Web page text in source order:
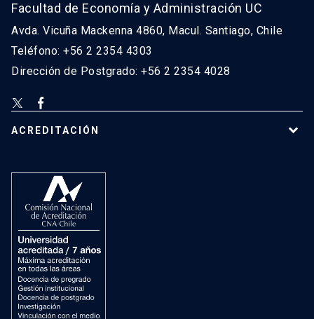
Facultad de Economía y Administración UC
Avda. Vicuña Mackenna 4860, Macul. Santiago, Chile
Teléfono: +56 2 2354 4303
Dirección de Postgrado: +56 2 2354 4028
ACREDITACIÓN